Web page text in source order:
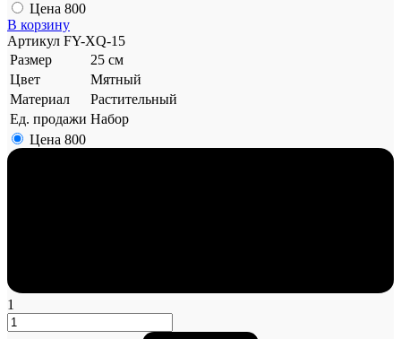
Цена 800
В корзину
Артикул FY-XQ-15
Размер
25 см
Цвет
Мятный
Материал
Растительный
Ед. продажи Набор
Цена 800
1